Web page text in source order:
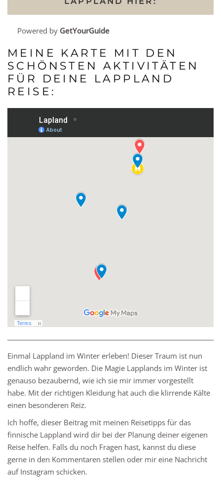
Powered by GetYourGuide
MEINE KARTE MIT DEN
SCHÖNSTEN AKTIVITÄTEN
FÜR DEINE LAPPLAND
REISE:
Einmal Lappland im Winter erleben! Dieser Traum ist nun
endlich wahr geworden. Die Magie Lapplands im Winter ist
genauso bezaubernd, wie ich sie mir immer vorgestellt
habe. Mit der richtigen Kleidung hat auch die klirrende Kälte
einen besonderen Reiz.
Ich hoffe, dieser Beitrag mit meinen Reisetipps für das
finnische Lappland wird dir bei der Planung deiner eigenen
Reise helfen. Falls du noch Fragen hast, kannst du diese
gerne in den Kommentaren stellen oder mir eine Nachricht
auf Instagram schicken.